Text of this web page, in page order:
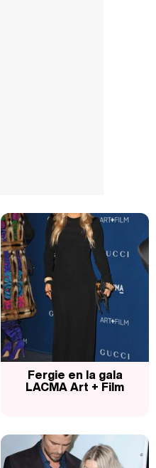
Fergie en la gala
LACMA Art + Film